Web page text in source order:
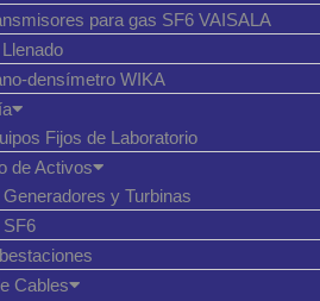
para gas SF6 VAISALA
densímetro WIKA
Fijos de Laboratorio
de Activos
Generadores y Turbinas
SF6
Cables